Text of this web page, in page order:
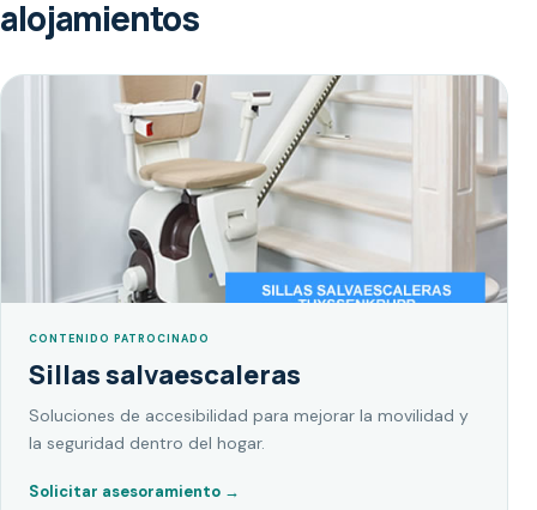
alojamientos
CONTENIDO PATROCINADO
Sillas salvaescaleras
Soluciones de accesibilidad para mejorar la movilidad y
la seguridad dentro del hogar.
Solicitar asesoramiento →